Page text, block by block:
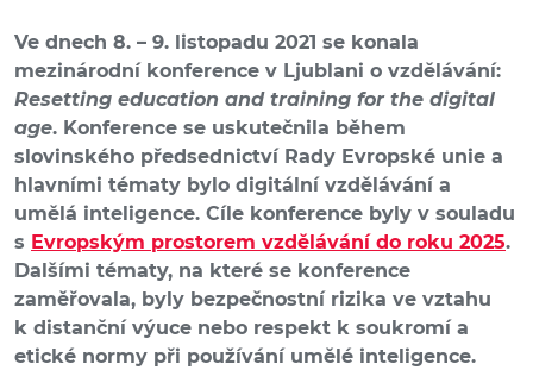
Ve dnech 8. – 9. listopadu 2021 se konala
mezinárodní konference v Ljublani o vzdělávání:
Resetting education and training for the digital
age. Konference se uskutečnila během
slovinského předsednictví Rady Evropské unie a
hlavními tématy bylo digitální vzdělávání a
umělá inteligence. Cíle konference byly v souladu
s Evropským prostorem vzdělávání do roku 2025.
Dalšími tématy, na které se konference
zaměřovala, byly bezpečnostní rizika ve vztahu
k distanční výuce nebo respekt k soukromí a
etické normy při používání umělé inteligence.